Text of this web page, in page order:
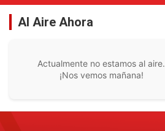
Saltar
contenido
Al Aire Ahora
Actualmente no estamos al aire.
¡Nos vemos mañana!